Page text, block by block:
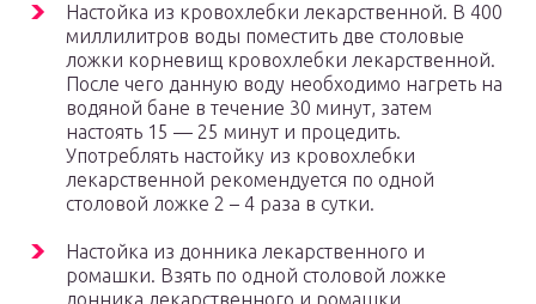
Настойка из кровохлебки лекарственной. В 400
миллилитров воды поместить две столовые
ложки корневищ кровохлебки лекарственной.
После чего данную воду необходимо нагреть на
водяной бане в течение 30 минут, затем
настоять 15 — 25 минут и процедить.
Употреблять настойку из кровохлебки
лекарственной рекомендуется по одной
столовой ложке 2 – 4 раза в сутки.
Настойка из донника лекарственного и
ромашки. Взять по одной столовой ложке
донника лекарственного и ромашки